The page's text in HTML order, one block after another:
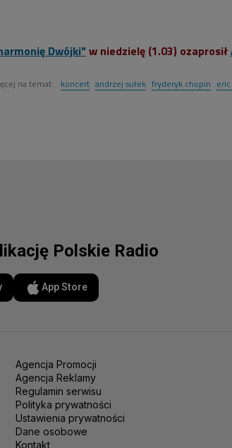
Dwójki" w niedzielę (1.03) ozaprosił
na temat: koncert andrzej sułek fryderyk chopin
Polskie Radio
App Store
Agencja Promocji
Agencja Reklamy
Regulamin serwisu
Polityka prywatności
Ustawienia prywatności
Dane osobowe
Kontakt